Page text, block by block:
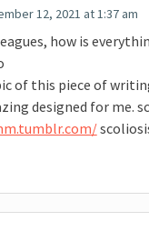
12, 2021 at 1:37 am
how is
of this piece of
designed for me.